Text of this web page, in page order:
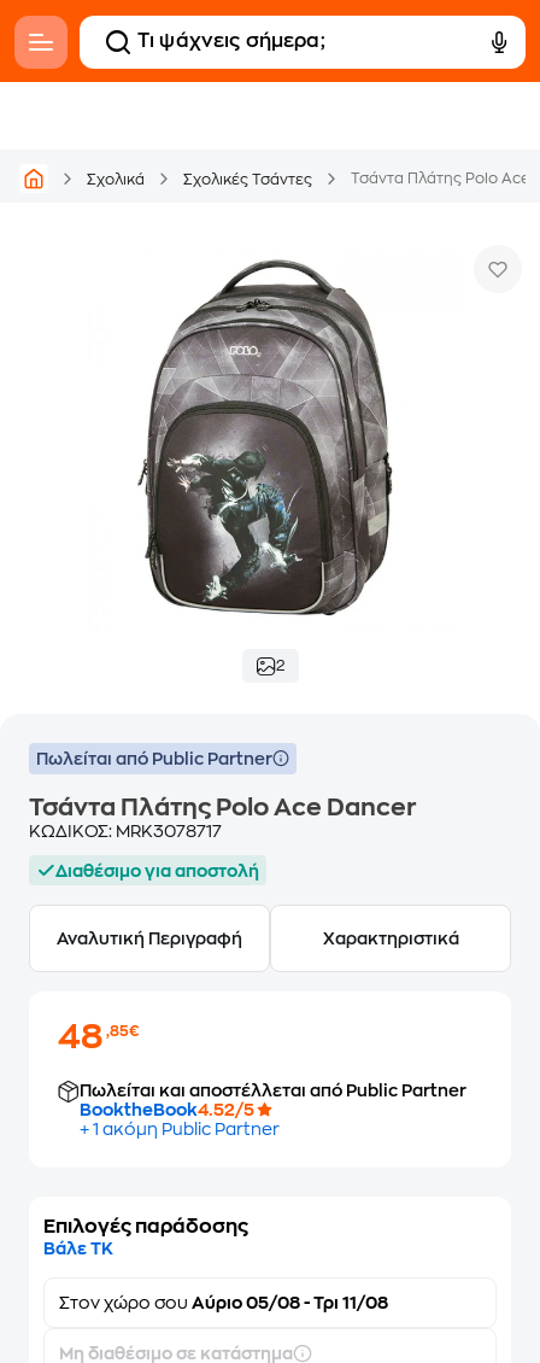
Σχολικά Σχολικές Τσάντες Τσάντα Πλάτης Polo Ace
2
Πωλείται από Public Partner
Τσάντα Πλάτης Polo Ace Dancer
ΚΩΔΙΚΟΣ: MRK3078717
Διαθέσιμο για αποστολή
Αναλυτική Περιγραφή Χαρακτηριστικά
48,85€
Πωλείται και αποστέλλεται από Public Partner
BooktheBook4.52/5
+ 1 ακόμη Public Partner
Επιλογές παράδοσης
Βάλε ΤΚ
Στον χώρο σου Αύριο 05/08 - Τρι 11/08
Μη διαθέσιμο σε κατάστημα